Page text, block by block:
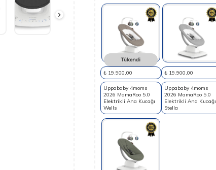
Tükendi
₺ 19.900,00
Uppababy 4moms
2026 MamaRoo 5.0
Elektrikli Ana Kucağı
Wells
₺ 19.900,00
Uppababy 4moms
2026 MamaRoo 5.0
Elektrikli Ana Kucağı
Stella